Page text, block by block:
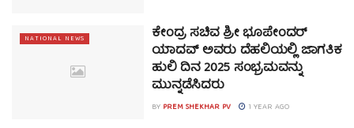
NATIONAL NEWS ಕೇಂದ್ರ ಸಚಿವ ಶ್ರೀ ಭೂಪೇಂದರ್
ಯಾದವ್ ಅವರು ದೆಹಲಿಯಲ್ಲಿ ಜಾಗತಿಕ
ಹುಲಿ ದಿನ 2025 ಸಂಭ್ರಮವನ್ನು
ಮುನ್ನಡೆಸಿದರು
BY PREM SHEKHAR PV 1 YEAR AGO